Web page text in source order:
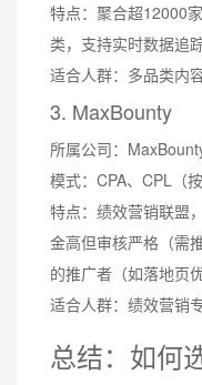
特点：聚合超12000
类，支持实时数据追
适合人群：多品类内
3. MaxBounty
所属公司：
模式：CPA、CPL（
特点：绩效营销联盟
金高但审核严格（需
的推广者（如落地页
适合人群：绩效营销
总结：如何